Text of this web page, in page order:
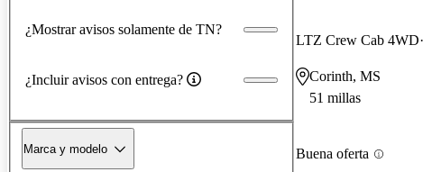
¿Mostrar avisos solamente de TN?
¿Incluir avisos con entrega?
Marca y modelo
LTZ Crew Cab 4WD
Corinth, MS
51 millas
Buena oferta